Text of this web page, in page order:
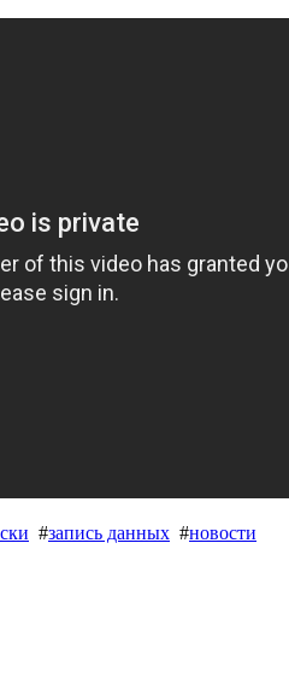
#запись данных #новости